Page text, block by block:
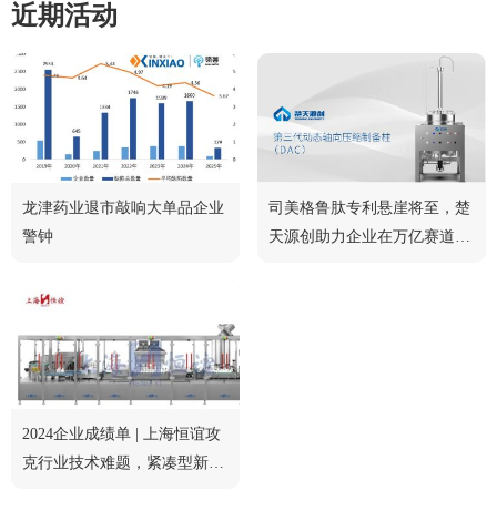
近期活动
龙津药业退市敲响大单品企业
警钟
司美格鲁肽专利悬崖将至，楚
天源创助力企业在万亿赛道中
2024企业成绩单 | 上海恒谊攻
克行业技术难题，紧凑型新品